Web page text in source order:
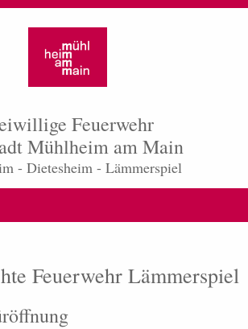
Feuerwehr
Mühlheim am Main
- Dietesheim - Lämmerspiel
Feuerwehr Lämmerspiel